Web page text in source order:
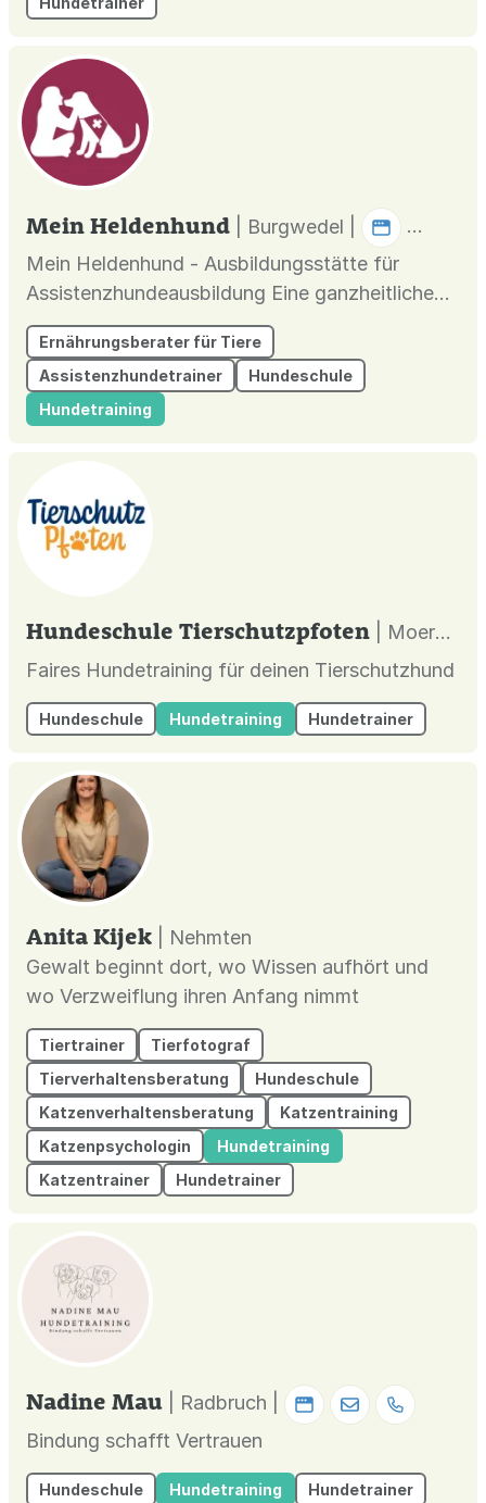
Mein Heldenhund
| Burgwedel |
Mein Heldenhund - Ausbildungsstätte für
Assistenzhundeausbildung Eine ganzheitliche
Hundeschule in Hannover und Umgebung.
Angeboten werden individuelles Hundetraining
für Familienhunde, Verhaltenstherapie mit
Tellington TTouch, Ernährungsberatung für
Ernährungsberater für Tiere
Assistenzhundetrainer
Hundeschule
Hundetraining
Hundeschule Tierschutzpfoten
| Moers |
Faires Hundetraining für deinen Tierschutzhund
Hundeschule Hundetraining Hundetrainer
Anita Kijek
| Nehmten
Gewalt beginnt dort, wo Wissen aufhört und
wo Verzweiflung ihren Anfang nimmt
Tiertrainer
Tierfotograf
Tierverhaltensberatung
Hundeschule
Katzenverhaltensberatung
Katzentraining
Katzenpsychologin
Hundetraining
Katzentrainer
Hundetrainer
Nadine Mau
| Radbruch |
Bindung schafft Vertrauen
Hundeschule Hundetraining
Hundetrainer